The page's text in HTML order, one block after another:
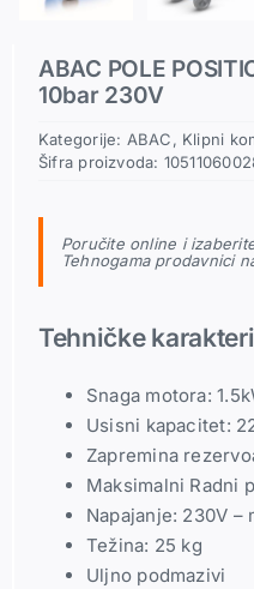
ABAC POLE
10bar 230V
Kategorije: ABAC, Klipni
Šifra proizvoda:
Poručite online i
Tehnogama prodavnici
Tehničke
Snaga motora:
Usisni kapacitet:
Zapremina
Maksimalni Radni
Napajanje: 230V –
Težina: 25 kg
Uljno podmazivi